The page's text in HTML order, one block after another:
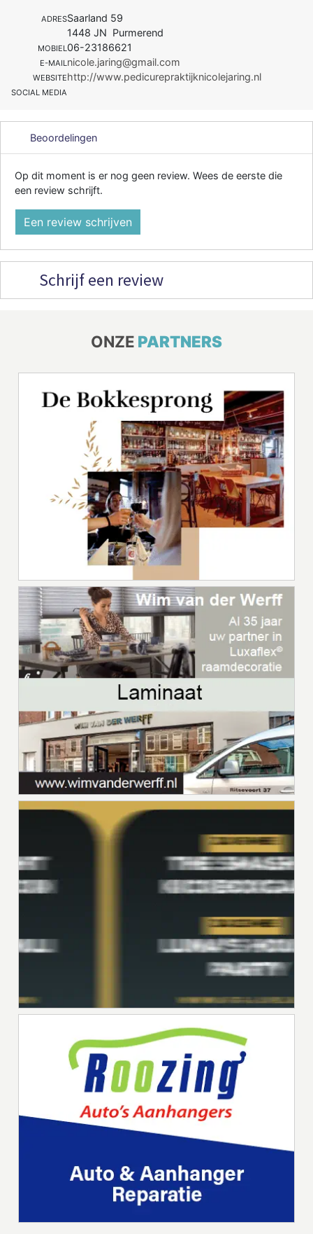
ADRESSaarland 59
1448 JN Purmerend
MOBIEL06-23186621
E-MAILnicole.jaring@gmail.com
WEBSITEhttp://www.pedicurepraktijknicolejaring.nl
SOCIAL MEDIA
Beoordelingen
Op dit moment is er nog geen review. Wees de eerste die
een review schrijft.
Een review schrijven
Schrijf een review
ONZE PARTNERS